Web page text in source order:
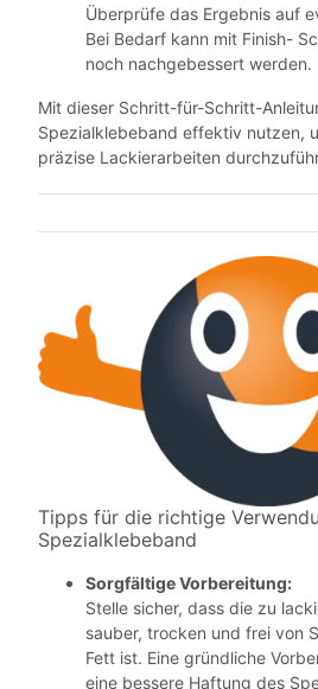
Überprüfe das Ergebnis auf
Bei Bedarf kann mit Finish-
noch nachgebessert werden.
Mit dieser Schritt-für-Schritt-
Spezialklebeband effektiv nutzen,
präzise Lackierarbeiten
Tipps für die richtige
Spezialklebeband
Sorgfältige Vorbereitung:
Stelle sicher, dass die zu
sauber, trocken und frei von
Fett ist. Eine gründliche
eine bessere Haftung des